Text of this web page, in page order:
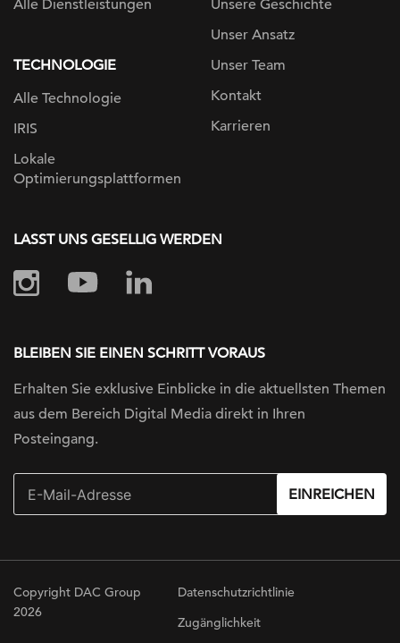
Alle Dienstleistungen
TECHNOLOGIE
Alle Technologie
IRIS
Lokale
Optimierungsplattformen
Unsere Geschichte
Unser Ansatz
Unser Team
Kontakt
Karrieren
LASST UNS GESELLIG WERDEN
BLEIBEN SIE EINEN SCHRITT VORAUS
Erhalten Sie exklusive Einblicke in die aktuellsten Themen
aus dem Bereich Digital Media direkt in Ihren
Posteingang.
EINREICHEN
Copyright DAC Group
2026
Datenschutzrichtlinie
Zugänglichkeit